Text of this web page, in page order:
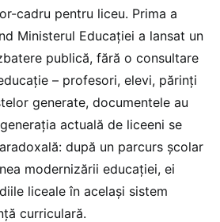
cadru pentru liceu. Prima a
Ministerul Educației a lansat un
publică, fără o consultare
– profesori, elevi, părinți
generate, documentele au
actuală de liceeni se
după un parcurs școlar
modernizării educației, ei
liceale în același sistem
curriculară.